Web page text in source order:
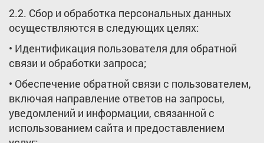
2.2. Сбор и обработка персональных данных
осуществляются в следующих целях:
• Идентификация пользователя для обратной
связи и обработки запроса;
• Обеспечение обратной связи с пользователем,
включая направление ответов на запросы,
уведомлений и информации, связанной с
использованием сайта и предоставлением